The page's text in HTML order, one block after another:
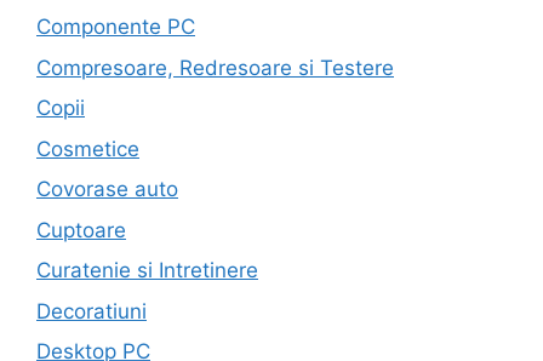
Componente PC
Compresoare, Redresoare si Testere
Copii
Cosmetice
Covorase auto
Cuptoare
Curatenie si Intretinere
Decoratiuni
Desktop PC